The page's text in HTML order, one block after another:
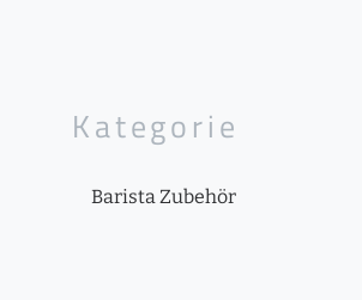
Kategorie
Barista Zubehör